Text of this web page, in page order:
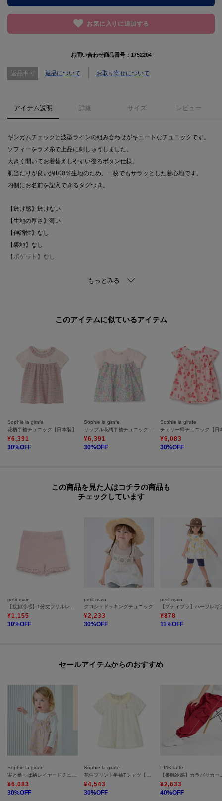
お気に入りに追加する
お問い合わせ商品番号： 1752204
返品不可 返品について お取り寄せについて
アイテム説明 詳細 サイズ レビュー
ギンガムチェックと波型ラインの組み合わせがキュートなチュニックです。
ソフィーをラメ糸で上品に刺しゅうしました。
大きく開いてお着替えしやすい後ろボタン仕様。
肌当たりが良い綿100％生地のため、一枚でもサラッとした着心地です。
内側にお名前を記入できるタグつき。
【透け感】透けない
【生地の厚さ】薄い
【伸縮性】なし
【裏地】なし
【ポケット】なし
このアイテムに似ているアイテム
Sophie la girafe
花柄半袖チュニック【日本製】
¥6,391
30%OFF
Sophie la girafe
¥6,391
30%OFF
Sophie la girafe
¥6,083
30%OFF
この商品を見た人はコチラの商品も
チェックしています
petit main
【接触冷感】1分丈フリルレギンス
¥1,155
30%OFF
petit main
クロシェドッキングチュニック
¥2,233
30%OFF
petit main
【プティプラ】ハーフレギ
¥878
11%OFF
セールアイテムからのおすすめ
Sophie la girafe
¥6,083
30%OFF
Sophie la girafe
¥4,543
30%OFF
PINK-latte
¥2,633
40%OFF